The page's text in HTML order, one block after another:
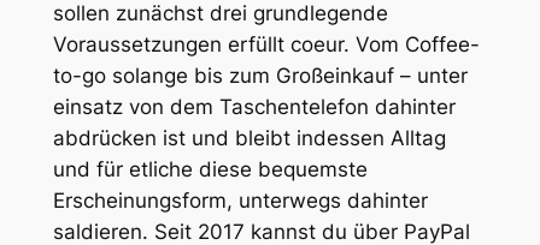
sollen zunächst drei grundlegende
Voraussetzungen erfüllt coeur. Vom Coffee-
to-go solange bis zum Großeinkauf – unter
einsatz von dem Taschentelefon dahinter
abdrücken ist und bleibt indessen Alltag
und für etliche diese bequemste
Erscheinungsform, unterwegs dahinter
saldieren. Seit 2017 kannst du über PayPal